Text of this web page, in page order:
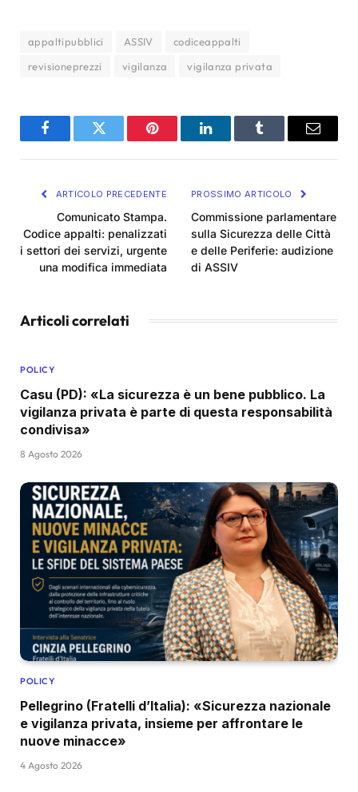
appaltipubblici ASSIV
codiceappalti
revisioneprezzi
vigilanza vigilanza privata
FacebookTwitter Pinterest LinkedInTumblr Email
ARTICOLO PRECEDENTE
Comunicato Stampa.
Codice appalti: penalizzati
i settori dei servizi, urgente
una modifica immediata
PROSSIMO ARTICOLO
Commissione parlamentare
sulla Sicurezza delle Città
e delle Periferie: audizione
di ASSIV
Articoli correlati
POLICY
Casu (PD): «La sicurezza è un bene pubblico. La
vigilanza privata è parte di questa responsabilità
condivisa»
8 Agosto 2026
POLICY
Pellegrino (Fratelli d’Italia): «Sicurezza nazionale
e vigilanza privata, insieme per affrontare le
nuove minacce»
4 Agosto 2026